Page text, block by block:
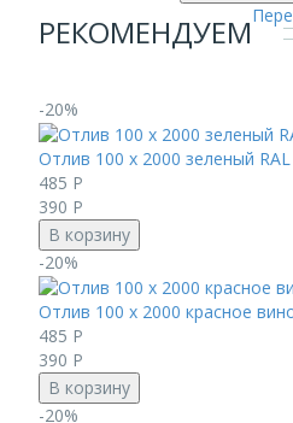
РЕКОМЕНДУЕМ
-20%
Отлив 100 х 2000 зеленый
485 Р
390 Р
В корзину
-20%
Отлив 100 х 2000 красное
485 Р
390 Р
В корзину
-20%